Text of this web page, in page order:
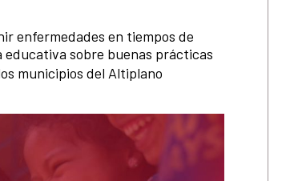
enfermedades en tiempos de
educativa sobre buenas prácticas
municipios del Altiplano